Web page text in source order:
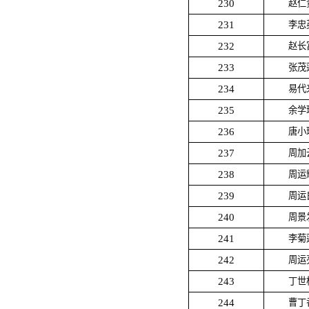
230 赵仁
231 李忠
232 赵长
233 张茂
234 易代
235 余学
236 唐小
237 周加
238 周运
239 周运
240 周景
241 李菊
242 周运
243 丁世
244 曹丁